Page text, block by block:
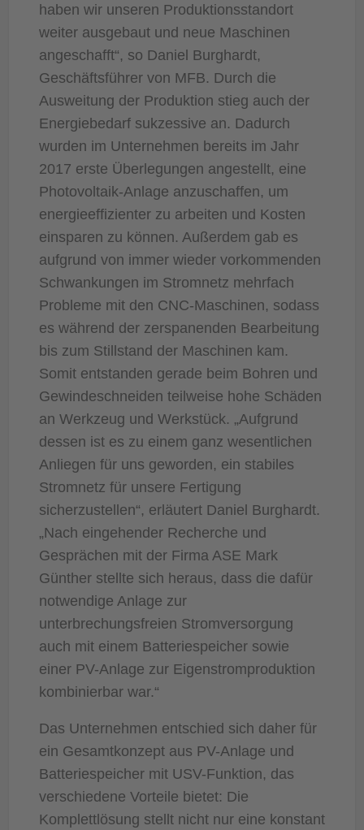
haben wir unseren Produktionsstandort
weiter ausgebaut und neue Maschinen
angeschafft“, so Daniel Burghardt,
Geschäftsführer von MFB. Durch die
Ausweitung der Produktion stieg auch der
Energiebedarf sukzessive an. Dadurch
wurden im Unternehmen bereits im Jahr
2017 erste Überlegungen angestellt, eine
Photovoltaik-Anlage anzuschaffen, um
energieeffizienter zu arbeiten und Kosten
einsparen zu können. Außerdem gab es
aufgrund von immer wieder vorkommenden
Schwankungen im Stromnetz mehrfach
Probleme mit den CNC-Maschinen, sodass
es während der zerspanenden Bearbeitung
bis zum Stillstand der Maschinen kam.
Somit entstanden gerade beim Bohren und
Gewindeschneiden teilweise hohe Schäden
an Werkzeug und Werkstück. „Aufgrund
dessen ist es zu einem ganz wesentlichen
Anliegen für uns geworden, ein stabiles
Stromnetz für unsere Fertigung
sicherzustellen“, erläutert Daniel Burghardt.
„Nach eingehender Recherche und
Gesprächen mit der Firma ASE Mark
Günther stellte sich heraus, dass die dafür
notwendige Anlage zur
unterbrechungsfreien Stromversorgung
auch mit einem Batteriespeicher sowie
einer PV-Anlage zur Eigenstromproduktion
kombinierbar war.“
Das Unternehmen entschied sich daher für
ein Gesamtkonzept aus PV-Anlage und
Batteriespeicher mit USV-Funktion, das
verschiedene Vorteile bietet: Die
Komplettlösung stellt nicht nur eine konstant